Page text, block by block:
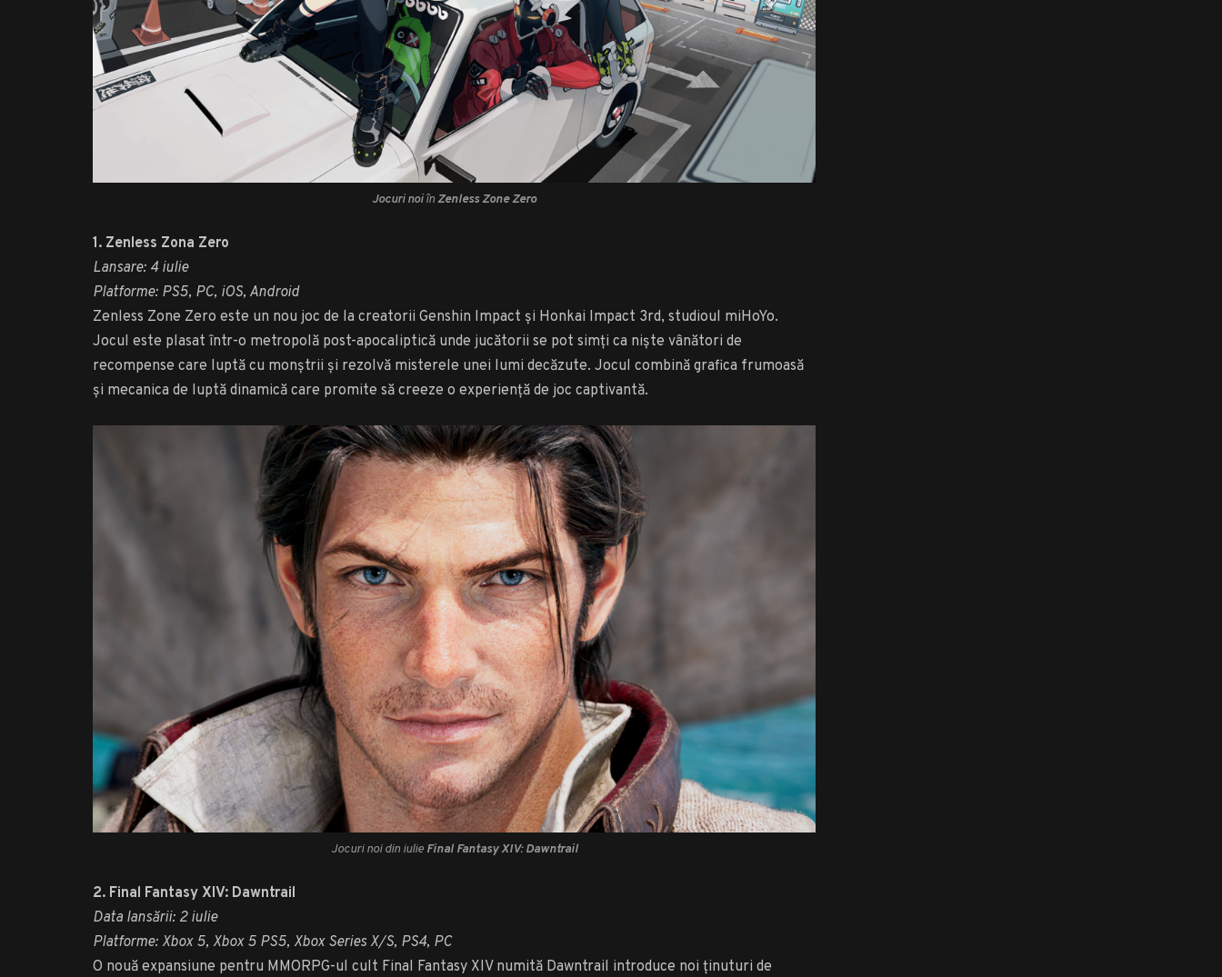
Jocuri noiînZenless Zone Zero
1. Zenless Zona Zero
Lansare: 4 iulie
Platforme: PS5, PC, iOS, Android
Zenless Zone Zero este un nou joc de la creatorii Genshin Impact și Honkai Impact 3rd, studioul miHoYo.
Jocul este plasat într-o metropolă post-apocaliptică unde jucătorii se pot simți ca niște vânători de
recompense care luptă cu monștrii și rezolvă misterele unei lumi decăzute. Jocul combină grafica frumoasă
și mecanica de luptă dinamică care promite să creeze o experiență de joc captivantă.
Jocuri noi din iulie Final Fantasy XIV: Dawntrail
2. Final Fantasy XIV: Dawntrail
Data lansării: 2 iulie
Platforme: Xbox 5, Xbox 5 PS5, Xbox Series X/S, PS4, PC
O nouă expansiune pentru MMORPG-ul cult Final Fantasy XIV numită Dawntrail introduce noi ținuturi de